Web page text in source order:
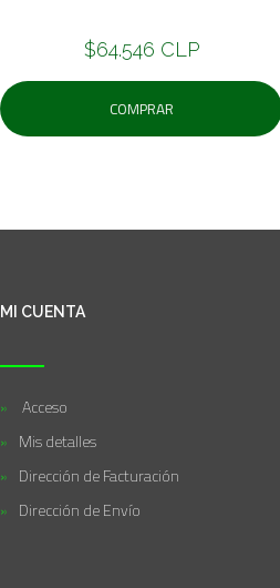
$64.546 CLP
COMPRAR
MI CUENTA
Acceso
Mis detalles
Dirección de Facturación
Dirección de Envío